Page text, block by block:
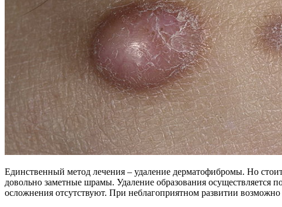
Единственный метод лечения – удаление дерматофибромы. Но
довольно заметные шрамы. Удаление образования
осложнения отсутствуют. При неблагоприятном развитии возможно